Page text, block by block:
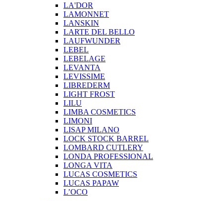
LA'DOR
LAMONNET
LANSKIN
LARTE DEL BELLO
LAUFWUNDER
LEBEL
LEBELAGE
LEVANTA
LEVISSIME
LIBREDERM
LIGHT FROST
LILU
LIMBA COSMETICS
LIMONI
LISAP MILANO
LOCK STOCK BARREL
LOMBARD CUTLERY
LONDA PROFESSIONAL
LONGA VITA
LUCAS COSMETICS
LUCAS PAPAW
L’OCO